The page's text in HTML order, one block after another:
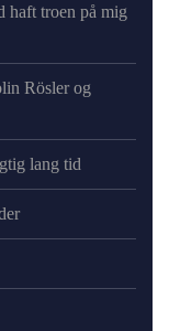
haft troen på mig
Rösler og
lang tid